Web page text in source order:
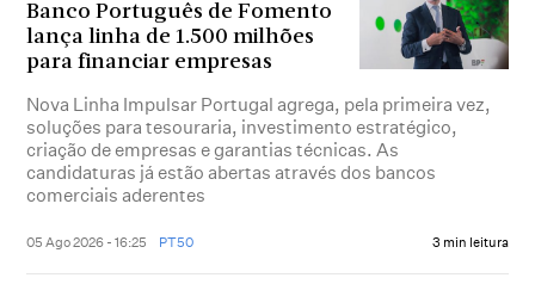
Banco Português de Fomento
lança linha de 1.500 milhões
para financiar empresas
Nova Linha Impulsar Portugal agrega, pela primeira vez,
soluções para tesouraria, investimento estratégico,
criação de empresas e garantias técnicas. As
candidaturas já estão abertas através dos bancos
comerciais aderentes
05 Ago 2026 - 16:25 PT50 3 min leitura